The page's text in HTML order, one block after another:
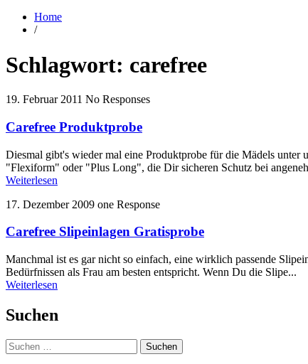
Home
/
Schlagwort: carefree
19. Februar 2011 No Responses
Carefree Produktprobe
Diesmal gibt's wieder mal eine Produktprobe für die Mädels
"Flexiform" oder "Plus Long", die Dir sicheren Schutz bei
Weiterlesen
17. Dezember 2009 one Response
Carefree Slipeinlagen Gratisprobe
Manchmal ist es gar nicht so einfach, eine wirklich passende
Bedürfnissen als Frau am besten entspricht. Wenn Du die Slipe...
Weiterlesen
Suchen
Suchen
nach: